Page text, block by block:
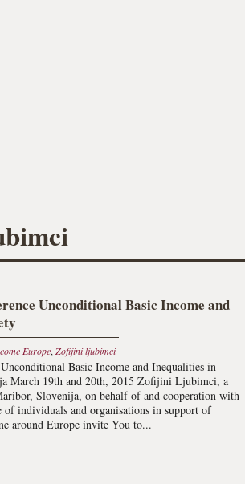
Unconditional Basic Income and
Europe, Zofijini ljubimci
Basic Income and Inequalities in
March 19th and 20th, 2015 Zofijini Ljubimci, a
Slovenija, on behalf of and cooperation with
individuals and organisations in support of
around Europe invite You to...